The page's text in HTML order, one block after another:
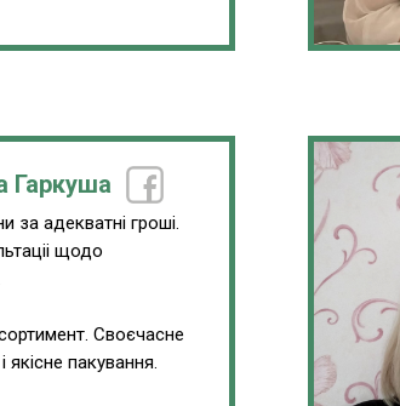
Гаркуша
за адекватні гроші.
щодо
Своєчасне
якісне пакування.